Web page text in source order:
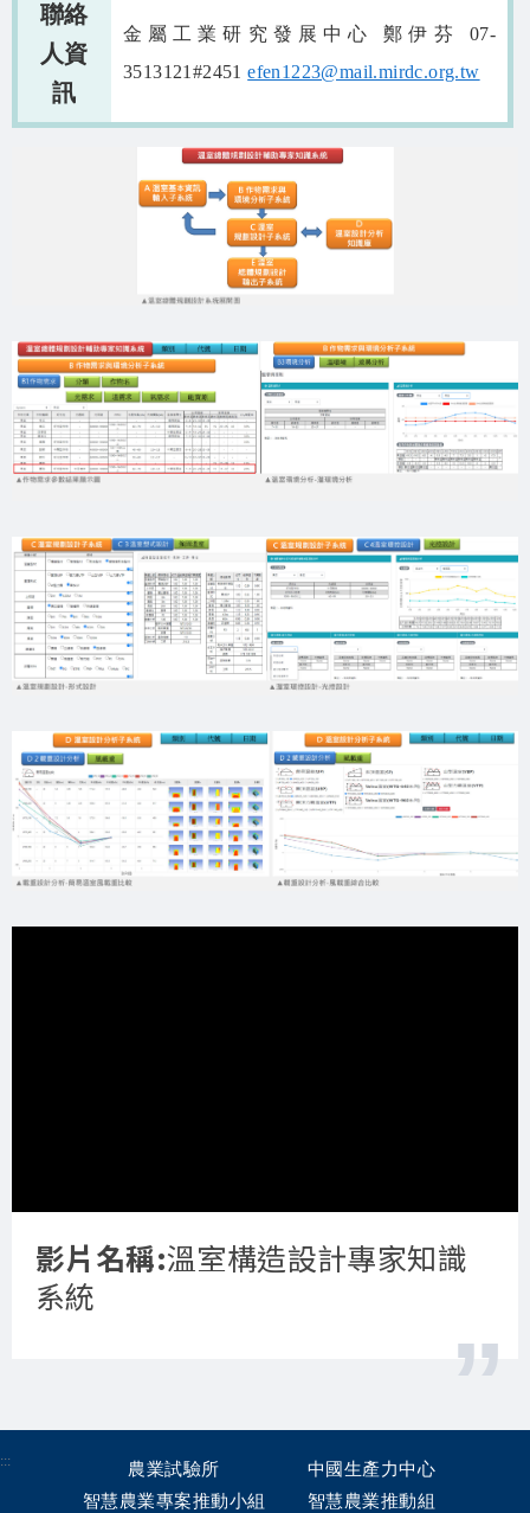
聯絡
人資
訊
金屬工業研究發展中心 鄭伊芬 07-
3513121#2451efen1223@mail.mirdc.org.tw
影片名稱:溫室構造設計專家知識
系統
:::
農業試驗所
智慧農業專案推動小組
中國生產力中心
智慧農業推動組